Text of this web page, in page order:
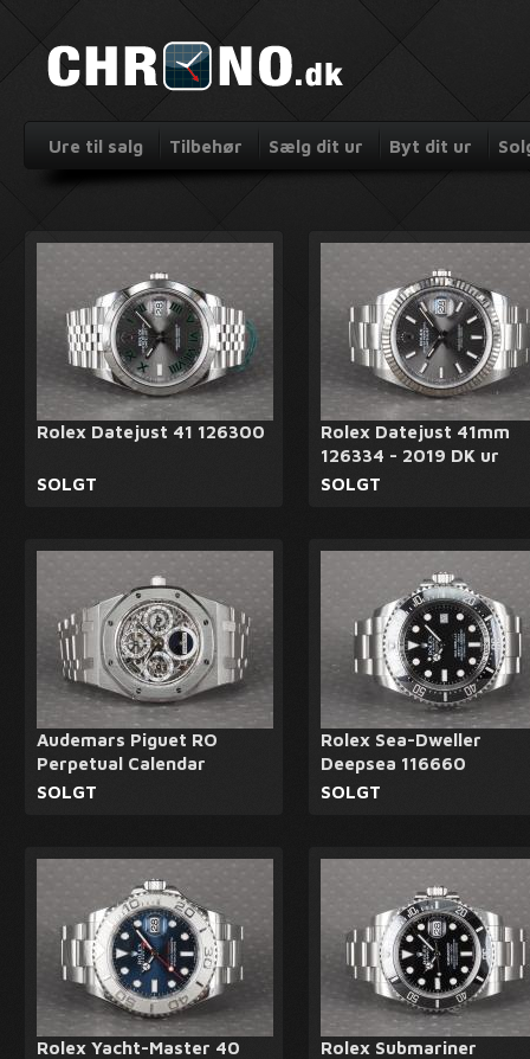
Ure til salg Tilbehør Sælg dit ur Byt dit ur
Rolex Datejust 41 126300
SOLGT
Rolex Datejust 41mm
126334 - 2019 DK ur
SOLGT
Audemars Piguet RO
Perpetual Calendar
SOLGT
Rolex Sea-Dweller
Deepsea 116660
SOLGT
Rolex Yacht-Master 40
Rolex Submariner